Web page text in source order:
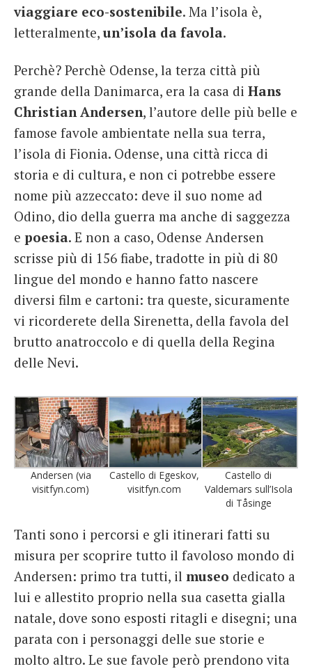
viaggiare eco-sostenibile. Ma l’isola è,
letteralmente, un’isola da favola.
Perchè? Perchè Odense, la terza città più
grande della Danimarca, era la casa di Hans
Christian Andersen, l’autore delle più belle e
famose favole ambientate nella sua terra,
l’isola di Fionia. Odense, una città ricca di
storia e di cultura, e non ci potrebbe essere
nome più azzeccato: deve il suo nome ad
Odino, dio della guerra ma anche di saggezza
e poesia. E non a caso, Odense Andersen
scrisse più di 156 fiabe, tradotte in più di 80
lingue del mondo e hanno fatto nascere
diversi film e cartoni: tra queste, sicuramente
vi ricorderete della Sirenetta, della favola del
brutto anatroccolo e di quella della Regina
delle Nevi.
Andersen (via
visitfyn.com)
Castello di Egeskov,
visitfyn.com
Castello di
Valdemars sull’Isola
di Tåsinge
Tanti sono i percorsi e gli itinerari fatti su
misura per scoprire tutto il favoloso mondo di
Andersen: primo tra tutti, il museo dedicato a
lui e allestito proprio nella sua casetta gialla
natale, dove sono esposti ritagli e disegni; una
parata con i personaggi delle sue storie e
molto altro. Le sue favole però prendono vita